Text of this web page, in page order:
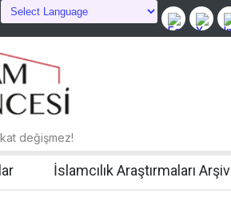
değişmez!
İslamcılık Araştırmaları Arşiv